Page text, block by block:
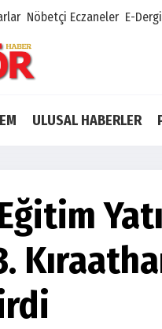
Nöbetçi Eczaneler E-Dergi
ULUSAL HABERLER